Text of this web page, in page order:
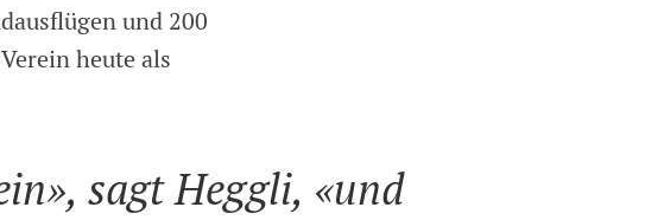
und 200
heute als
sagt Heggli, «und